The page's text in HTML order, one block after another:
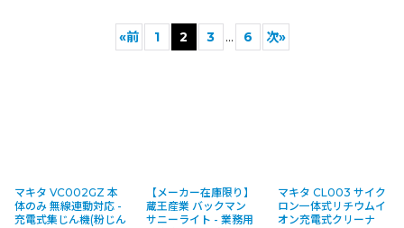
«前 1 2 3 ... 6 次»
マキタ VC002GZ 本
体のみ 無線連動対応 -
充電式集じん機(粉じん
【メーカー在庫限り】
蔵王産業 バックマン
サニーライト - 業務用
マキタ CL003 サイク
ロン一体式リチウムイ
オン充電式クリーナ